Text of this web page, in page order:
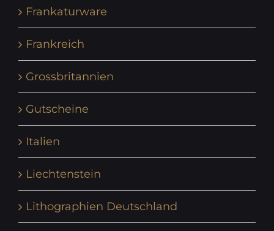
Frankaturware
Frankreich
Grossbritannien
Gutscheine
Italien
Liechtenstein
Lithographien Deutschland